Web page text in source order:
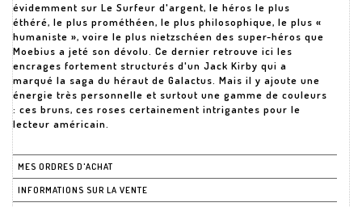
évidemment sur Le Surfeur d'argent, le héros le plus
éthéré, le plus prométhéen, le plus philosophique, le plus «
humaniste », voire le plus nietzschéen des super-héros que
Moebius a jeté son dévolu. Ce dernier retrouve ici les
encrages fortement structurés d'un Jack Kirby qui a
marqué la saga du héraut de Galactus. Mais il y ajoute une
énergie très personnelle et surtout une gamme de couleurs
: ces bruns, ces roses certainement intrigantes pour le
lecteur américain.
MES ORDRES D'ACHAT
INFORMATIONS SUR LA VENTE